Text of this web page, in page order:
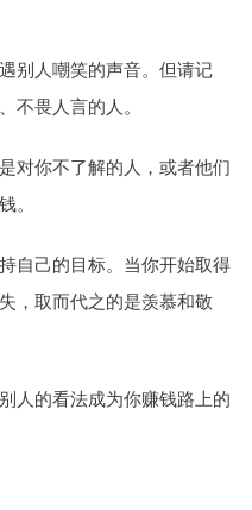
别人嘲笑的声音。但请记
不畏人言的人。
对你不了解的人，或者他们
。
自己的目标。当你开始取得
，取而代之的是羡慕和敬
人的看法成为你赚钱路上的